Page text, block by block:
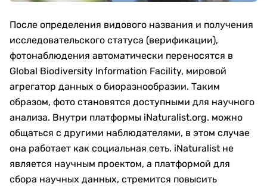
После определения видового названия и получения
исследовательского статуса (верификации),
фотонаблюдения автоматически переносятся в
Global Biodiversity Information Facility, мировой
агрегатор данных о биоразнообразии. Таким
образом, фото становятся доступными для научного
анализа. Внутри платформы iNaturalist.org. можно
общаться с другими наблюдателями, в этом случае
она работает как социальная сеть. iNaturalist не
является научным проектом, а платформой для
сбора научных данных, стремится повысить